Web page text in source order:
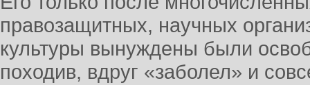
правозащитных, научных
культуры вынуждены были
походив, вдруг «заболел» и